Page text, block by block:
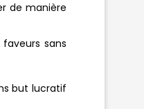
de manière
sans
but lucratif